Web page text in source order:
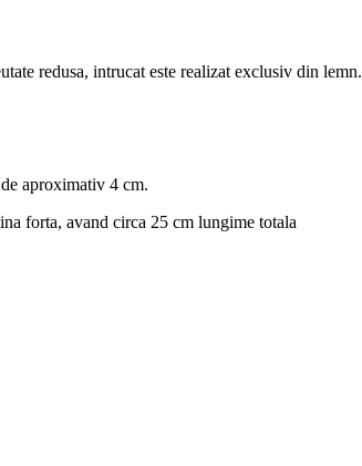
redusa, intrucat este realizat exclusiv din lemn.
aproximativ 4 cm.
forta, avand circa 25 cm lungime totala